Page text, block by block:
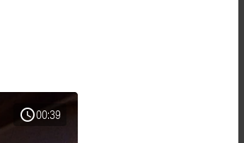
schedule00:39